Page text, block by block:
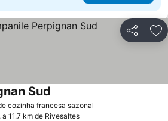
Partilhar
cozinha francesa sazonal
Sud
a 11.7 km de Rivesaltes